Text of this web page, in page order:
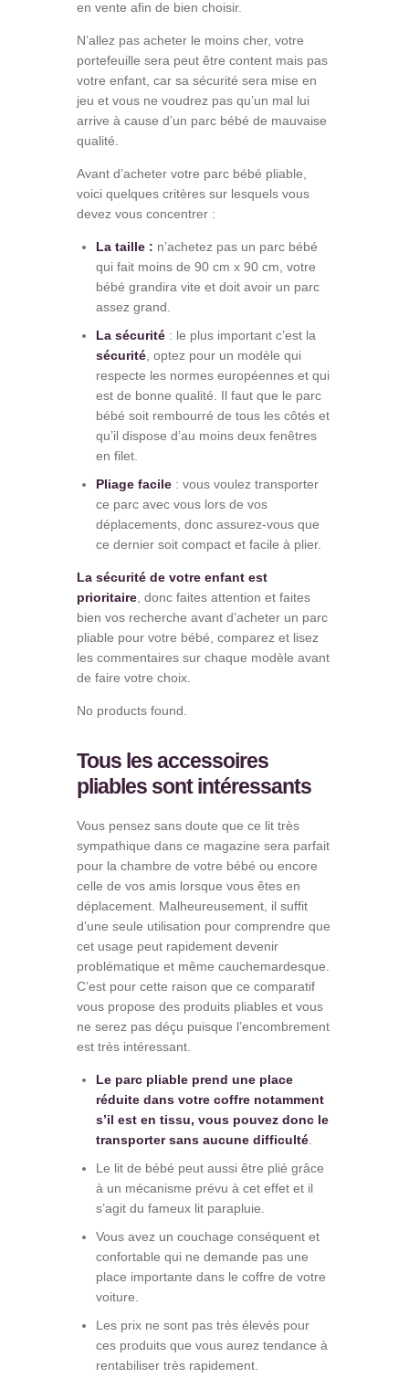
en vente afin de bien choisir.
N’allez pas acheter le moins cher, votre
portefeuille sera peut être content mais pas
votre enfant, car sa sécurité sera mise en
jeu et vous ne voudrez pas qu’un mal lui
arrive à cause d’un parc bébé de mauvaise
qualité.
Avant d’acheter votre parc bébé pliable,
voici quelques critères sur lesquels vous
devez vous concentrer :
La taille : n’achetez pas un parc bébé
qui fait moins de 90 cm x 90 cm, votre
bébé grandira vite et doit avoir un parc
assez grand.
La sécurité : le plus important c’est la
sécurité , optez pour un modèle qui
respecte les normes européennes et qui
est de bonne qualité. Il faut que le parc
bébé soit rembourré de tous les côtés et
qu’il dispose d’au moins deux fenêtres
en filet.
Pliage facile : vous voulez transporter
ce parc avec vous lors de vos
déplacements, donc assurez-vous que
ce dernier soit compact et facile à plier.
La sécurité de votre enfant est
prioritaire , donc faites attention et faites
bien vos recherche avant d’acheter un parc
pliable pour votre bébé, comparez et lisez
les commentaires sur chaque modèle avant
de faire votre choix.
No products found.
Tous les accessoires
pliables sont intéressants
Vous pensez sans doute que ce lit très
sympathique dans ce magazine sera parfait
pour la chambre de votre bébé ou encore
celle de vos amis lorsque vous êtes en
déplacement. Malheureusement, il suffit
d’une seule utilisation pour comprendre que
cet usage peut rapidement devenir
problématique et même cauchemardesque.
C’est pour cette raison que ce comparatif
vous propose des produits pliables et vous
ne serez pas déçu puisque l’encombrement
est très intéressant.
Le parc pliable prend une place
réduite dans votre coffre notamment
s’il est en tissu, vous pouvez donc le
transporter sans aucune difficulté
Le lit de bébé peut aussi être plié grâce
à un mécanisme prévu à cet effet et il
s’agit du fameux lit parapluie.
Vous avez un couchage conséquent et
confortable qui ne demande pas une
place importante dans le coffre de votre
voiture.
Les prix ne sont pas très élevés pour
ces produits que vous aurez tendance à
rentabiliser très rapidement.